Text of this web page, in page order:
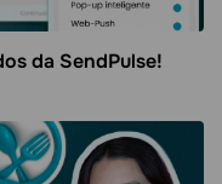
da SendPulse!